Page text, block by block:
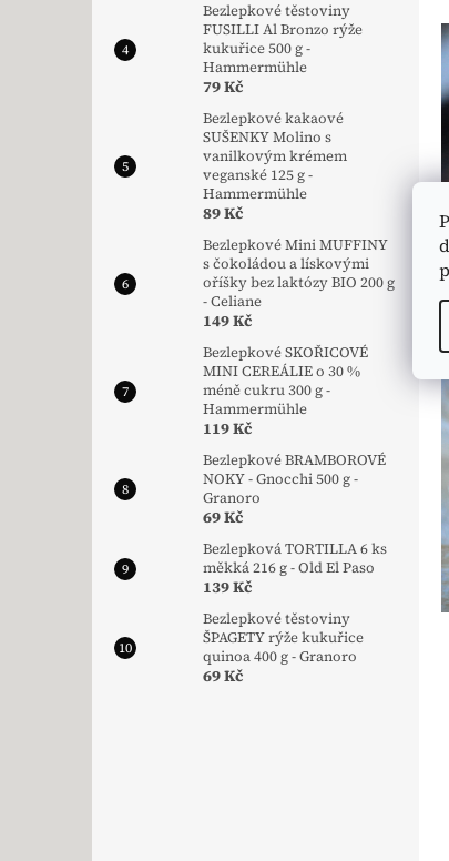
Bezlepkové těstoviny
FUSILLI Al Bronzo rýže
kukuřice 500 g -
Hammermühle
79 Kč
Bezlepkové kakaové
SUŠENKY Molino s
vanilkovým krémem
veganské 125 g -
Hammermühle
89 Kč
Bezlepkové Mini MUFFINY
s čokoládou a lískovými
oříšky bez laktózy BIO 200 g
- Celiane
149 Kč
Bezlepkové SKOŘICOVÉ
MINI CEREÁLIE o 30 %
méně cukru 300 g -
Hammermühle
119 Kč
Bezlepkové BRAMBOROVÉ
NOKY - Gnocchi 500 g -
Granoro
69 Kč
Bezlepková TORTILLA 6 ks
měkká 216 g - Old El Paso
139 Kč
Bezlepkové těstoviny
ŠPAGETY rýže kukuřice
quinoa 400 g - Granoro
69 Kč